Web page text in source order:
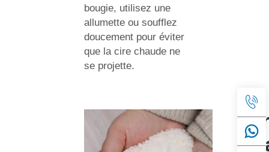
bougie, utilisez une
allumette ou soufflez
doucement pour éviter
que la cire chaude ne
se projette.